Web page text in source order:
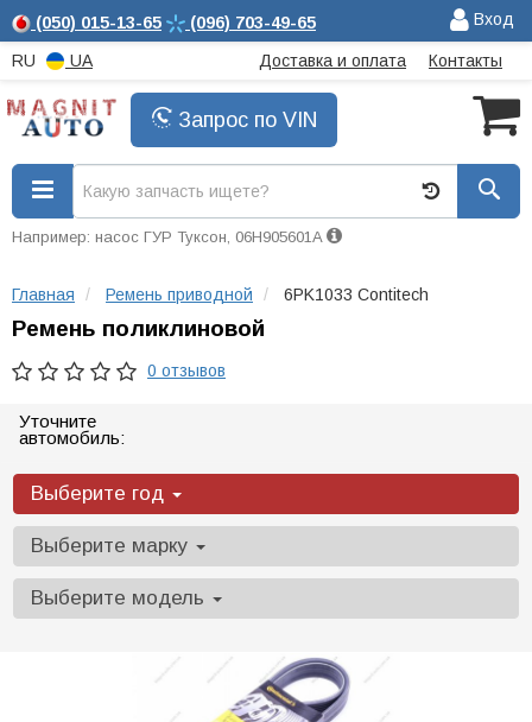
(050) 015-13-65 (096) 703-49-65 Вход
RU UA Доставка и оплата Контакты
Запрос по VIN
Например: насос ГУР Туксон, 06H905601A
Главная Ремень приводной 6PK1033 Contitech
Ремень поликлиновой
0 отзывов
Уточните
автомобиль:
Выберите год
Выберите марку
Выберите модель